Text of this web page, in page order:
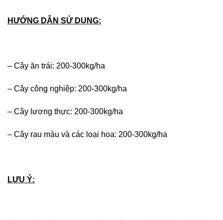
HƯỚNG DẪN SỬ DỤNG:
– Cây ăn trái: 200-300kg/ha
– Cây công nghiệp: 200-300kg/ha
– Cây lương thực: 200-300kg/ha
– Cây rau màu và các loại hoa: 200-300kg/ha
LƯU Ý: